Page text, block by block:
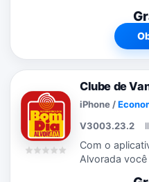
você fica por
campanhas
Clube de
iPhone /
V3003.23.2
Com o
Alvorada